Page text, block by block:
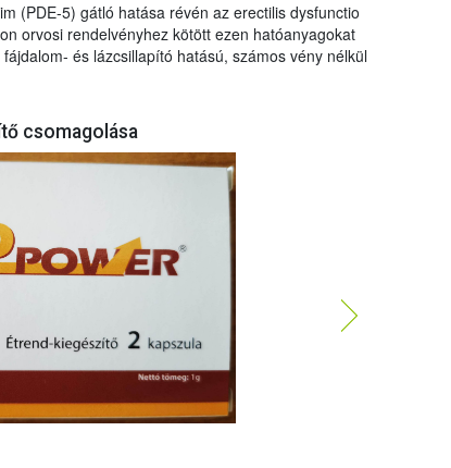
(PDE-5) gátló hatása révén az erectilis dysfunctio
orvosi rendelvényhez kötött ezen hatóanyagokat
és lázcsillapító hatású, számos vény nélkül
csomagolása